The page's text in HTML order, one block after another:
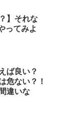
】それな
ってみよ
ば良い？
危ない？！
違いな